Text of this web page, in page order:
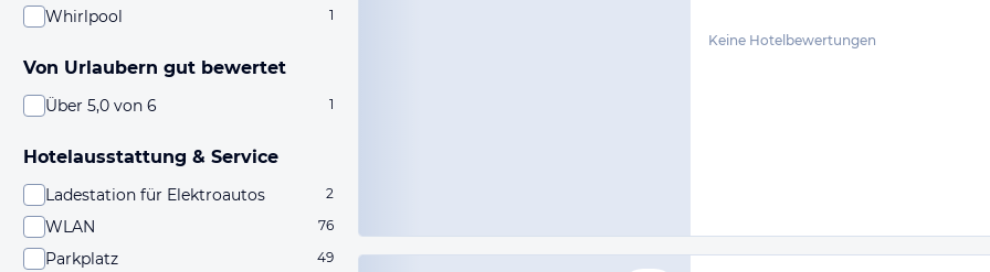
Whirlpool 1
Von Urlaubern gut bewertet
Über 5,0 von 6 1
Hotelausstattung & Service
Ladestation für Elektroautos 2
WLAN 76
Parkplatz 49
Keine Hotelbewertungen